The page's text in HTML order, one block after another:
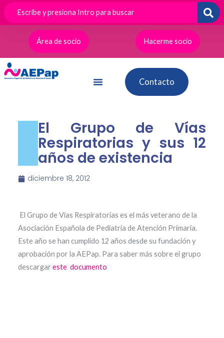
contenido
Área de socio
Hacerme socio
Contacto
El Grupo de Vías
Respiratorias y sus 12
años de existencia
diciembre 18, 2012
El Grupo de Vías Respiratorias es el más veterano de la
Asociación Española de Pediatría de Atención Primaria.
Este año se han cumplido 12 años desde su fundación y
aprobación por la AEPap. Para saber más sobre el grupo
descargar este documento